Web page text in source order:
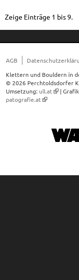
Zeige Einträge 1 bis 9.
AGB
Klettern und Bouldern in
© 2026 Perchtoldsdorfer
Umsetzung: ull.at |
patografie.at